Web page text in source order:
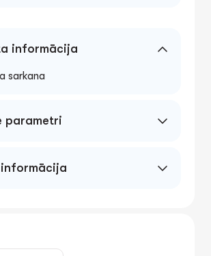
informācija
sarkana
parametri
informācija